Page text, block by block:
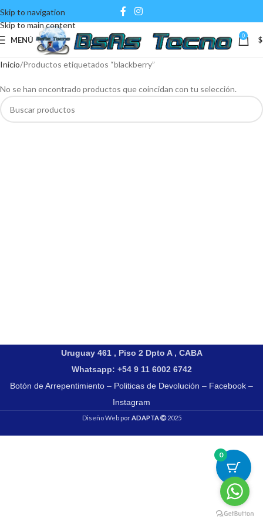
Skip to navigation
Skip to main content
MENÚ 0 $
Inicio Productos etiquetados “blackberry”
No se han encontrado productos que coincidan con tu selección.
Uruguay 461 , Piso 2 Dpto A , CABA
Whatsapp: +54 9 11 6002 6742
Botón de Arrepentimiento – Politicas de Devolución – Facebook –
Instagram
Diseño Web porADAPTA 2025
0